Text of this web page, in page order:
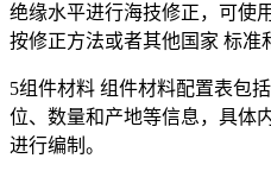
绝缘水平进行海技修正，可使
按修正方法或者其他国家 标准
5组件材料 组件材料配置表包
位、数量和产地等信息，具体
进行编制。